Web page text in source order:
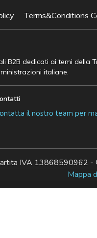
Terms&Conditions
dedicati ai temi della
italiane.
il nostro team per
IVA 13868590962
Mappa